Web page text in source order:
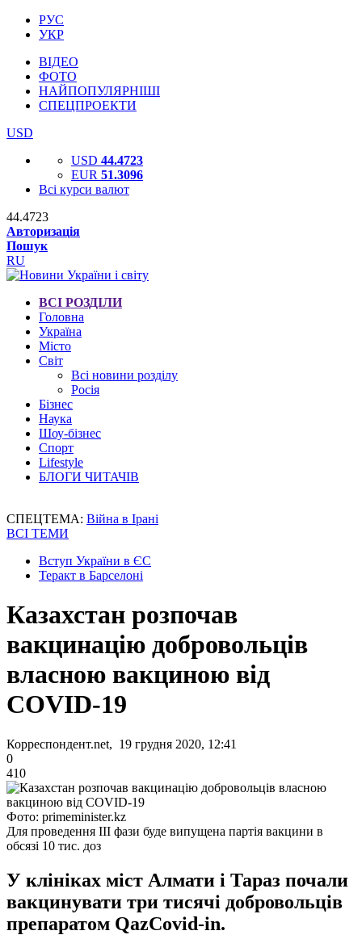
РУС
УКР
ВІДЕО
ФОТО
НАЙПОПУЛЯРНІШІ
СПЕЦПРОЕКТИ
USD
USD 44.4723
EUR 51.3096
Всі курси валют
44.4723
Авторизація
Пошук
RU
ВСІ РОЗДІЛИ
Головна
Україна
Місто
Світ
Всі новини розділу
Росія
Бізнес
Наука
Шоу-бізнес
Спорт
Lifestyle
БЛОГИ ЧИТАЧІВ
СПЕЦТЕМА: Війна в Ірані
ВСІ ТЕМИ
Вступ України в ЄС
Теракт в Барселоні
Казахстан розпочав
вакцинацію добровольців
власною вакциною від
COVID-19
Корреспондент.net, 19 грудня 2020, 12:41
0
410
Фото: primeminister.kz
Для проведення III фази буде випущена партія вакцини в
обсязі 10 тис. доз
У клініках міст Алмати і Тараз почали
вакцинувати три тисячі добровольців
препаратом QazCovid-in.